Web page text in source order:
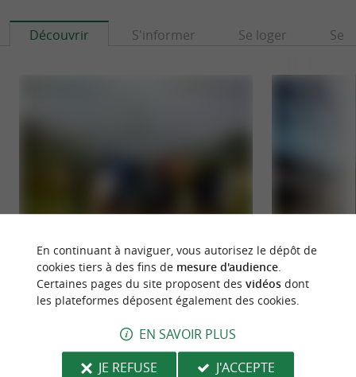
Découvrir S'informer Se loger Se
Gasna Tours
Gasna Tours, des excursions insolites à vivre entre
nature et gourmandise au Pays Basque La
référente, c’est ...
Pays Basque TUK
Visitez Bayonne
amis à bord de
ludique, original
En continuant à naviguer, vous autorisez le dépôt de
cookies tiers à des fins de mesure d'audience.
Certaines pages du site proposent des vidéosdont
les plateformes déposent également des cookies.
EN SAVOIR PLUS
JE REFUSE
J'ACCEPTE